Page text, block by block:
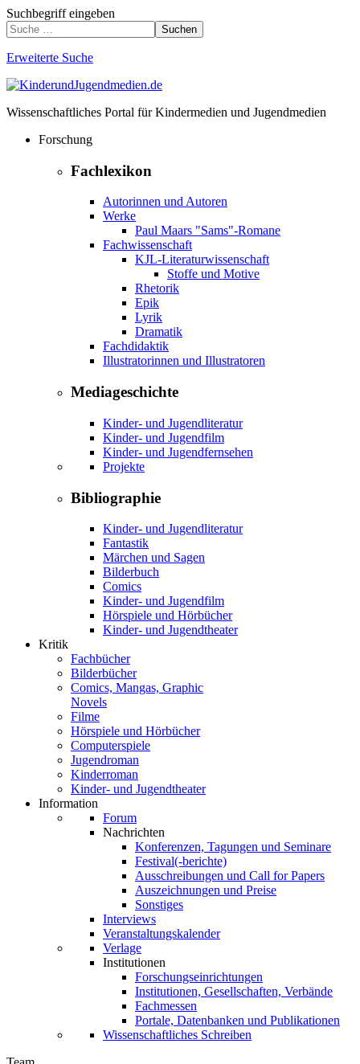
Suchbegriff eingeben
Suchen
Erweiterte Suche
Wissenschaftliches Portal für Kindermedien und Jugendmedien
Forschung
Fachlexikon
Autorinnen und Autoren
Werke
Paul Maars "Sams"-Romane
Fachwissenschaft
KJL-Literaturwissenschaft
Stoffe und Motive
Rhetorik
Epik
Lyrik
Dramatik
Fachdidaktik
Illustratorinnen und Illustratoren
Mediageschichte
Kinder- und Jugendliteratur
Kinder- und Jugendfilm
Kinder- und Jugendfernsehen
Projekte
Bibliographie
Kinder- und Jugendliteratur
Fantastik
Märchen und Sagen
Bilderbuch
Comics
Kinder- und Jugendfilm
Hörspiele und Hörbücher
Kinder- und Jugendtheater
Kritik
Fachbücher
Bilderbücher
Comics, Mangas, Graphic
Novels
Filme
Hörspiele und Hörbücher
Computerspiele
Jugendroman
Kinderroman
Kinder- und Jugendtheater
Information
Forum
Nachrichten
Konferenzen, Tagungen und Seminare
Festival(-berichte)
Ausschreibungen und Call for Papers
Auszeichnungen und Preise
Sonstiges
Interviews
Veranstaltungskalender
Verlage
Institutionen
Forschungseinrichtungen
Institutionen, Gesellschaften, Verbände
Fachmessen
Portale, Datenbanken und Publikationen
Wissenschaftliches Schreiben